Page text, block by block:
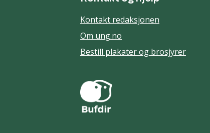
Kontakt redaksjonen
Om ung.no
Bestill plakater og brosjyrer